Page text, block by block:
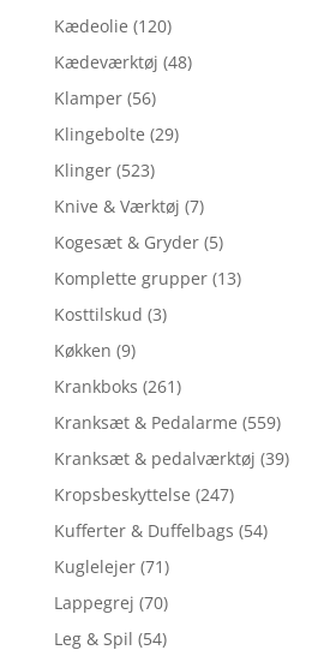
Kædeolie (120)
Kædeværktøj (48)
Klamper (56)
Klingebolte (29)
Klinger (523)
Knive & Værktøj (7)
Kogesæt & Gryder (5)
Komplette grupper (13)
Kosttilskud (3)
Køkken (9)
Krankboks (261)
Kranksæt & Pedalarme (559)
Kranksæt & pedalværktøj (39)
Kropsbeskyttelse (247)
Kufferter & Duffelbags (54)
Kuglelejer (71)
Lappegrej (70)
Leg & Spil (54)